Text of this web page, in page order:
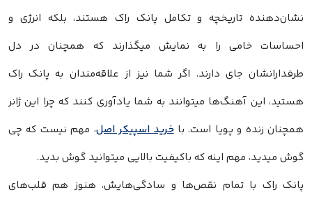
نشان‌دهنده تاریخچه و تکامل پانک راک هستند، بلکه انرژی و
احساسات خامی را به نمایش میگذارند که همچنان در دل
طرفدارانشان جای دارند. اگر شما نیز از علاقه‌مندان به پانک راک
هستید، این آهنگ‌ها میتوانند به شما یادآوری کنند که چرا این ژانر
همچنان زنده و پویا است. باخرید اسپیکر اصل، مهم نیست که چی
گوش میدید، مهم اینه که باکیفیت بالایی میتوانید گوش بدید.
پانک راک با تمام نقص‌ها و سادگی‌هایش، هنوز هم قلب‌های